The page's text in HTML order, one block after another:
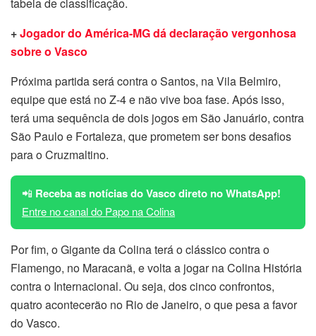
tabela de classificação.
+Jogador do América-MG dá declaração vergonhosa
sobre o Vasco
Próxima partida será contra o Santos, na Vila Belmiro,
equipe que está no Z-4 e não vive boa fase. Após isso,
terá uma sequência de dois jogos em São Januário, contra
São Paulo e Fortaleza, que prometem ser bons desafios
para o Cruzmaltino.
📲 Receba as notícias do Vasco direto no WhatsApp!
Entre no canal do Papo na Colina
Por fim, o Gigante da Colina terá o clássico contra o
Flamengo, no Maracanã, e volta a jogar na Colina História
contra o Internacional. Ou seja, dos cinco confrontos,
quatro acontecerão no Rio de Janeiro, o que pesa a favor
do Vasco.